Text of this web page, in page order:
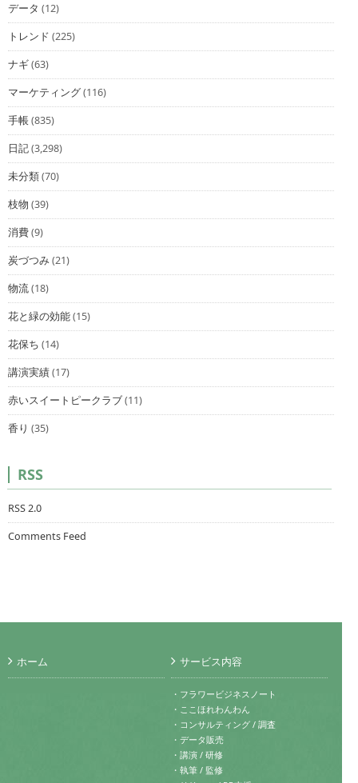
データ (12)
トレンド (225)
ナギ(63)
マーケティング(116)
手帳(835)
日記(3,298)
未分類(70)
枝物 (39)
消費(9)
炭づつみ(21)
物流(18)
花と緑の効能(15)
花保ち (14)
講演実績(17)
赤いスイートピークラブ(11)
香り (35)
RSS
RSS 2.0
Comments Feed
ホーム サービス内容
・フラワービジネスノート
・ここほれわんわん
・コンサルティング / 調査
・データ販売
・講演 / 研修
・執筆 / 監修